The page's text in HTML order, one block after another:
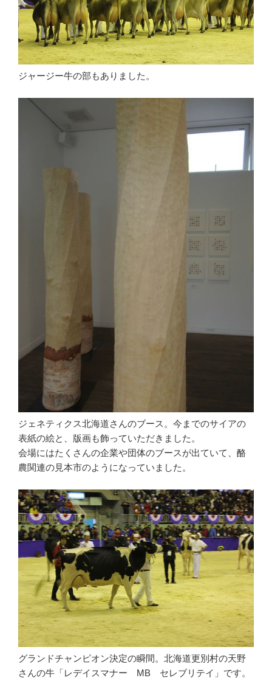
ジャージー牛の部もありました。
ジェネティクス北海道さんのブース。今までのサイアの
表紙の絵と、版画も飾っていただきました。
会場にはたくさんの企業や団体のブースが出ていて、酪
農関連の見本市のようになっていました。
グランドチャンピオン決定の瞬間。北海道更別村の天野
さんの牛「レデイスマナー MB セレブリテイ」です。